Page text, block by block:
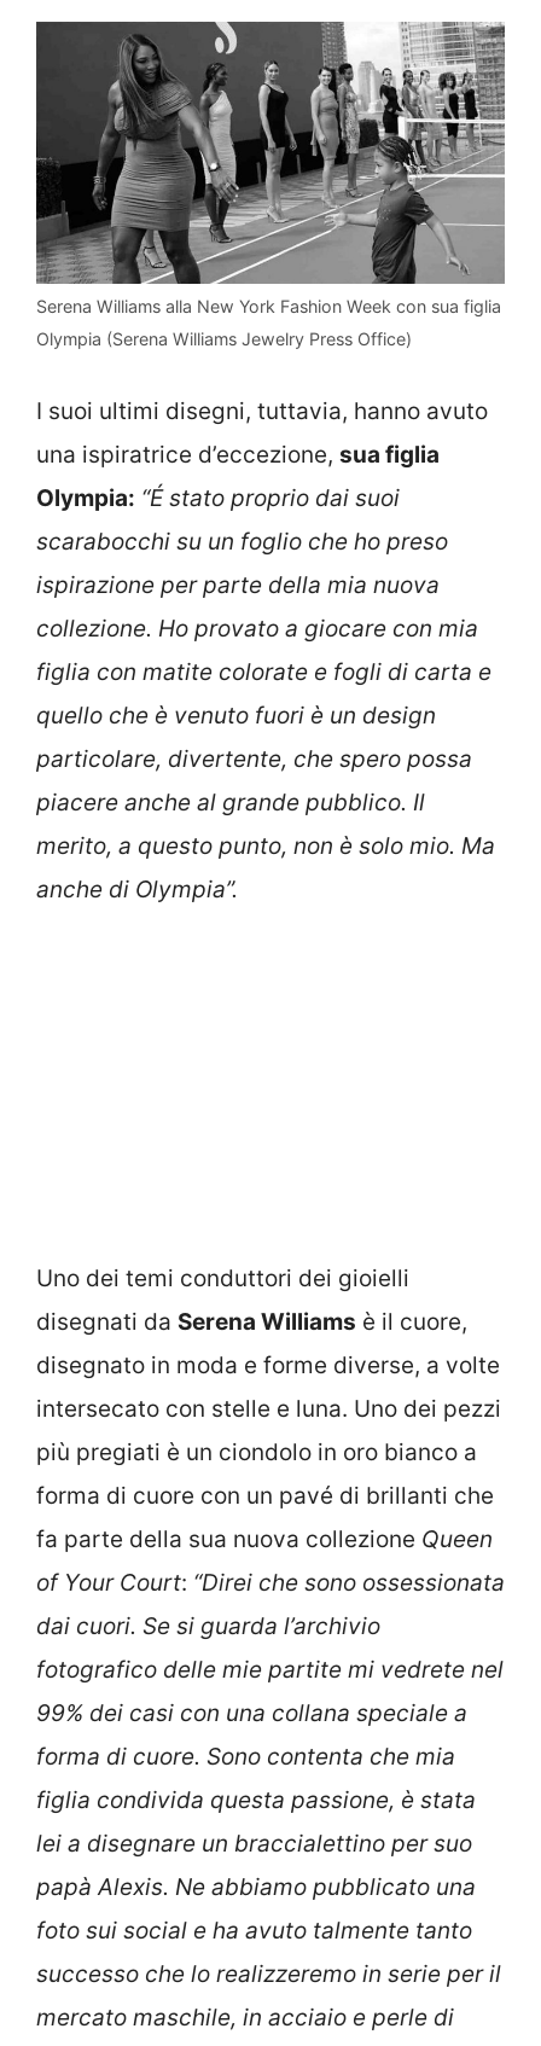
Serena Williams alla New York Fashion Week con sua figlia
Olympia (Serena Williams Jewelry Press Office)
I suoi ultimi disegni, tuttavia, hanno avuto
una ispiratrice d’eccezione, sua figlia
Olympia: “É stato proprio dai suoi
scarabocchi su un foglio che ho preso
ispirazione per parte della mia nuova
collezione. Ho provato a giocare con mia
figlia con matite colorate e fogli di carta e
quello che è venuto fuori è un design
particolare, divertente, che spero possa
piacere anche al grande pubblico. Il
merito, a questo punto, non è solo mio. Ma
anche di Olympia”.
Uno dei temi conduttori dei gioielli
disegnati da Serena Williams è il cuore,
disegnato in moda e forme diverse, a volte
intersecato con stelle e luna. Uno dei pezzi
più pregiati è un ciondolo in oro bianco a
forma di cuore con un pavé di brillanti che
fa parte della sua nuova collezione Queen
of Your Court: “Direi che sono ossessionata
dai cuori. Se si guarda l’archivio
fotografico delle mie partite mi vedrete nel
99% dei casi con una collana speciale a
forma di cuore. Sono contenta che mia
figlia condivida questa passione, è stata
lei a disegnare un braccialettino per suo
papà Alexis. Ne abbiamo pubblicato una
foto sui social e ha avuto talmente tanto
successo che lo realizzeremo in serie per il
mercato maschile, in acciaio e perle di